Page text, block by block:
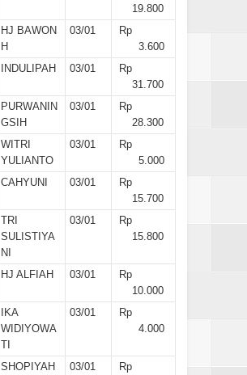
19.800
HJ BAWON
H
03/01
Rp
3.600
INDULIPAH 03/01
Rp
31.700
PURWANIN
GSIH
03/01
Rp
28.300
WITRI
YULIANTO
03/01
Rp
5.000
CAHYUNI 03/01
Rp
15.700
TRI
SULISTIYA
NI
03/01
Rp
15.800
HJ ALFIAH 03/01
Rp
10.000
IKA
WIDIYOWA
TI
03/01
Rp
4.000
SHOPIYAH 03/01
Rp